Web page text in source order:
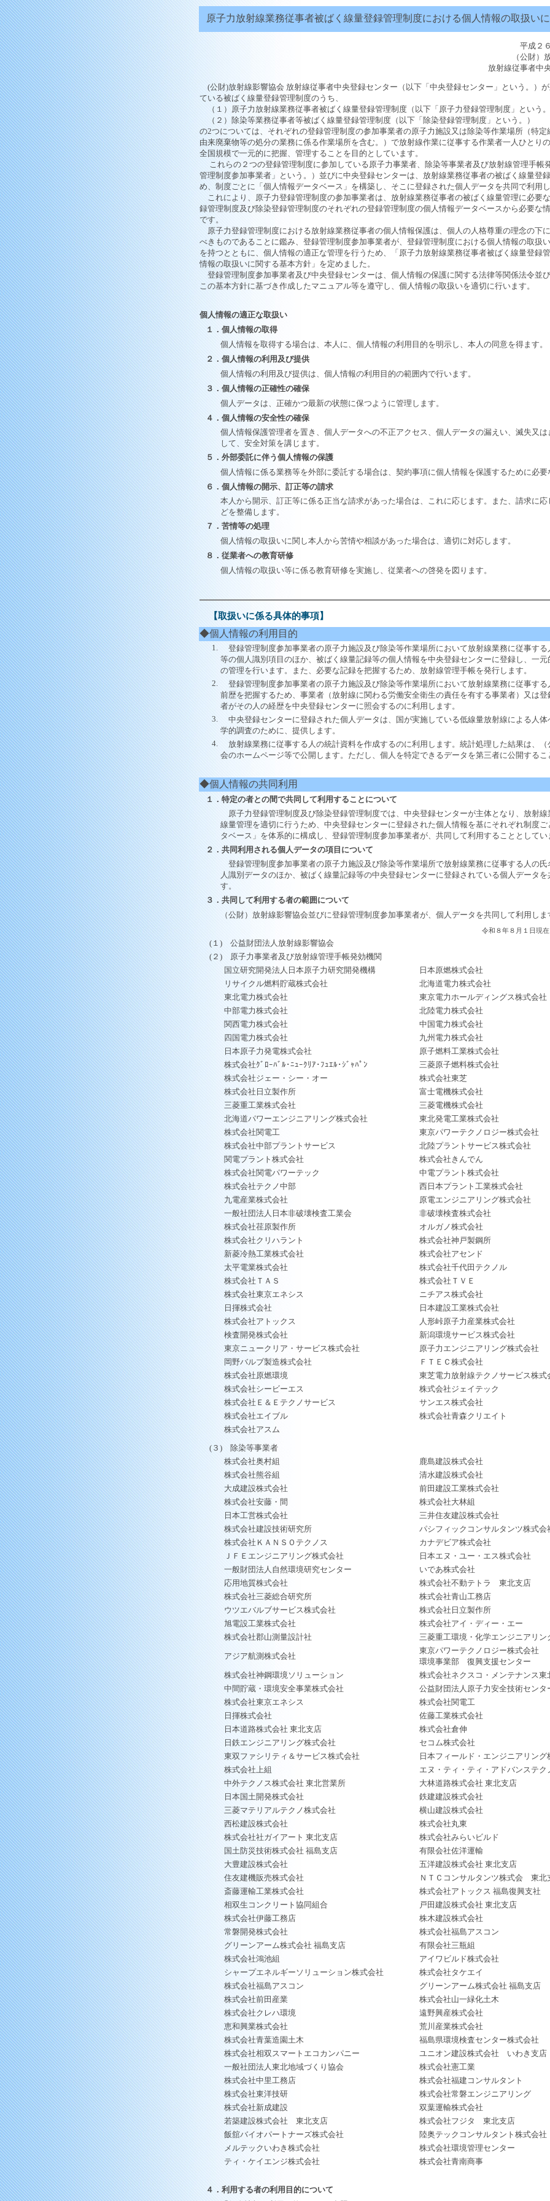
原子力放射線業務従事者被ばく線量登録管理制度における個人情報の取扱い
平成２
（公財）
放射線従事者中
(公財)放射線影響協会 放射線従事者中央登録センター（以下「中央登録センター」という。）
ている被ばく線量登録管理制度のうち、
（１）原子力放射線業務従事者被ばく線量登録管理制度（以下「原子力登録管理制度」という
（２）除染等業務従事者等被ばく線量登録管理制度（以下「除染登録管理制度」という。）
の2つについては、それぞれの登録管理制度の参加事業者の原子力施設又は除染等作業場所（特定
由来廃棄物等の処分の業務に係る作業場所を含む。）で放射線作業に従事する作業者一人ひとり
全国規模で一元的に把握、管理することを目的としています。
これらの２つの登録管理制度に参加している原子力事業者、除染等事業者及び放射線管理手帳
管理制度参加事業者」という。）並びに中央登録センターは、放射線業務従事者の被ばく線量登
め、制度ごとに「個人情報データベース」を構築し、そこに登録された個人データを共同で利用
これにより、原子力登録管理制度の参加事業者は、放射線業務従事者の被ばく線量管理に必要
録管理制度及び除染登録管理制度のそれぞれの登録管理制度の個人情報データベースから必要な
です。
原子力登録管理制度における放射線業務従事者の個人情報保護は、個人の人格尊重の理念の下
べきものであることに鑑み、登録管理制度参加事業者が、登録管理制度における個人情報の取扱
を持つとともに、個人情報の適正な管理を行うため、「原子力放射線業務従事者被ばく線量登録
情報の取扱いに関する基本方針」を定めました。
登録管理制度参加事業者及び中央登録センターは、個人情報の保護に関する法律等関係法令並
この基本方針に基づき作成したマニュアル等を遵守し、個人情報の取扱いを適切に行います。
個人情報の適正な取扱い
１．個人情報の取得
個人情報を取得する場合は、本人に、個人情報の利用目的を明示し、本人の同意を得ます
２．個人情報の利用及び提供
個人情報の利用及び提供は、個人情報の利用目的の範囲内で行います。
３．個人情報の正確性の確保
個人データは、正確かつ最新の状態に保つように管理します。
４．個人情報の安全性の確保
個人情報保護管理者を置き、個人データへの不正アクセス、個人データの漏えい、滅失又
して、安全対策を講じます。
５．外部委託に伴う個人情報の保護
個人情報に係る業務等を外部に委託する場合は、契約事項に個人情報を保護するために必
６．個人情報の開示、訂正等の請求
本人から開示、訂正等に係る正当な請求があった場合は、これに応じます。また、請求に
どを整備します。
７．苦情等の処理
個人情報の取扱いに関し本人から苦情や相談があった場合は、適切に対応します。
８．従業者への教育研修
個人情報の取扱い等に係る教育研修を実施し、従業者への啓発を図ります。
【取扱いに係る具体的事項】
◆個人情報の利用目的
1.
登録管理制度参加事業者の原子力施設及び除染等作業場所において放射線業務に従事する
等の個人識別項目のほか、被ばく線量記録等の個人情報を中央登録センターに登録し、一
の管理を行います。また、必要な記録を把握するため、放射線管理手帳を発行します。
2.
登録管理制度参加事業者の原子力施設及び除染等作業場所において放射線業務に従事する
前歴を把握するため、事業者（放射線に関わる労働安全衛生の責任を有する事業者）又は
者がその人の経歴を中央登録センターに照会するのに利用します。
3.
中央登録センターに登録された個人データは、国が実施している低線量放射線による人体
学的調査のために、提供します。
4.
放射線業務に従事する人の統計資料を作成するのに利用します。統計処理した結果は、（
会のホームページ等で公開します。ただし、個人を特定できるデータを第三者に公開する
◆個人情報の共同利用
１．特定の者との間で共同して利用することについて
原子力登録管理制度及び除染登録管理制度では、中央登録センターが主体となり、放射線
線量管理を適切に行うため、中央登録センターに登録された個人情報を基にそれぞれ制度
タベース」を体系的に構成し、登録管理制度参加事業者が、共同して利用することとして
２．共同利用される個人データの項目について
登録管理制度参加事業者の原子力施設及び除染等作業場所で放射線業務に従事する人の氏
人識別データのほか、被ばく線量記録等の中央登録センターに登録されている個人データ
す。
３．共同して利用する者の範囲について
（公財）放射線影響協会並びに登録管理制度参加事業者が、個人データを共同して利用し
令和８年８月１日現在
(１) 公益財団法人放射線影響協会
(２) 原子力事業者及び放射線管理手帳発効機関
国立研究開発法人日本原子力研究開発機構
日本原燃株式会社
リサイクル燃料貯蔵株式会社
北海道電力株式会社
東北電力株式会社
東京電力ホールディングス株式会社
中部電力株式会社
北陸電力株式会社
関西電力株式会社
中国電力株式会社
四国電力株式会社
九州電力株式会社
日本原子力発電株式会社
原子燃料工業株式会社
株式会社ｸﾞﾛｰﾊﾞﾙ･ﾆｭｰｸﾘｱ･ﾌｭｴﾙ･ｼﾞｬﾊﾟﾝ
三菱原子燃料株式会社
株式会社ジェー・シー・オー
株式会社東芝
株式会社日立製作所
富士電機株式会社
三菱重工業株式会社
三菱電機株式会社
北海道パワーエンジニアリング株式会社
東北発電工業株式会社
株式会社関電工
東京パワーテクノロジー株式会社
株式会社中部プラントサービス
北陸プラントサービス株式会社
関電プラント株式会社
株式会社きんでん
株式会社関電パワーテック
中電プラント株式会社
株式会社テクノ中部
西日本プラント工業株式会社
九電産業株式会社
原電エンジニアリング株式会社
一般社団法人日本非破壊検査工業会
非破壊検査株式会社
株式会社荏原製作所
オルガノ株式会社
株式会社クリハラント
株式会社神戸製鋼所
新菱冷熱工業株式会社
株式会社アセンド
太平電業株式会社
株式会社千代田テクノル
株式会社ＴＡＳ
株式会社ＴＶＥ
株式会社東京エネシス
ニチアス株式会社
日揮株式会社
日本建設工業株式会社
株式会社アトックス
人形峠原子力産業株式会社
検査開発株式会社
新潟環境サービス株式会社
東京ニュークリア・サービス株式会社
原子力エンジニアリング株式会社
岡野バルブ製造株式会社
ＦＴＥＣ株式会社
株式会社原燃環境
東芝電力放射線テクノサービス株式
株式会社シービーエス
株式会社ジェイテック
株式会社Ｅ＆Ｅテクノサービス
サンエス株式会社
株式会社エイブル
株式会社青森クリエイト
株式会社アスム
(３) 除染等事業者
株式会社奥村組
鹿島建設株式会社
株式会社熊谷組
清水建設株式会社
大成建設株式会社
前田建設工業株式会社
株式会社安藤・間
株式会社大林組
日本工営株式会社
三井住友建設株式会社
株式会社建設技術研究所
パシフィックコンサルタンツ株式会
株式会社ＫＡＮＳＯテクノス
カナデビア株式会社
ＪＦＥエンジニアリング株式会社
日本エヌ・ユー・エス株式会社
一般財団法人自然環境研究センター
いであ株式会社
応用地質株式会社
株式会社不動テトラ 東北支店
株式会社三菱総合研究所
株式会社青山工務店
ウツエバルブサービス株式会社
株式会社日立製作所
旭電設工業株式会社
株式会社アイ・ディー・エー
株式会社郡山測量設計社
三菱重工環境・化学エンジニアリン
アジア航測株式会社
東京パワーテクノロジー株式会社
環境事業部 復興支援センター
株式会社神鋼環境ソリューション
株式会社ネクスコ・メンテナンス東
中間貯蔵・環境安全事業株式会社
公益財団法人原子力安全技術センタ
株式会社東京エネシス
株式会社関電工
日揮株式会社
佐藤工業株式会社
日本道路株式会社 東北支店
株式会社倉伸
日鉄エンジニアリング株式会社
セコム株式会社
東双ファシリティ＆サービス株式会社
日本フィールド・エンジニアリング
株式会社上組
エヌ・ティ・ティ・アドバンステク
中外テクノス株式会社 東北営業所
大林道路株式会社 東北支店
日本国土開発株式会社
鉄建建設株式会社
三菱マテリアルテクノ株式会社
横山建設株式会社
西松建設株式会社
株式会社丸東
株式会社社ガイアート 東北支店
株式会社みらいビルド
国土防災技術株式会社 福島支店
有限会社佐洋運輸
大豊建設株式会社
五洋建設株式会社 東北支店
住友建機販売株式会社
ＮＴＣコンサルタンツ株式会 東北
斎藤運輸工業株式会社
株式会社アトックス 福島復興支社
相双生コンクリート協同組合
戸田建設株式会社 東北支店
株式会社伊藤工務店
株木建設株式会社
常磐開発株式会社
株式会社福島アスコン
グリーンアーム株式会社 福島支店
有限会社三瓶組
株式会社鴻池組
アイワビルド株式会社
シャープエネルギーソリューション株式会社
株式会社タケエイ
株式会社福島アスコン
グリーンアーム株式会社 福島支店
株式会社前田産業
株式会社山一緑化土木
株式会社クレハ環境
遠野興産株式会社
恵和興業株式会社
荒川産業株式会社
株式会社青葉造園土木
福島県環境検査センター株式会社
株式会社相双スマートエコカンパニー
ユニオン建設株式会社 いわき支店
一般社団法人東北地域づくり協会
株式会社憲工業
株式会社中里工務店
株式会社福建コンサルタント
株式会社東洋技研
株式会社常磐エンジニアリング
株式会社新成建設
双葉運輸株式会社
若築建設株式会社 東北支店
株式会社フジタ 東北支店
飯舘バイオパートナーズ株式会社
陸奥テックコンサルタント株式会社
メルテックいわき株式会社
株式会社環境管理センター
ティ・ケイエンジ株式会社
株式会社青南商事
４．利用する者の利用目的について